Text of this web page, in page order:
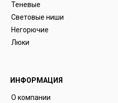
О компании
Теневые
Световые ниши
Люки
Негорючие
ИНФОРМАЦИЯ